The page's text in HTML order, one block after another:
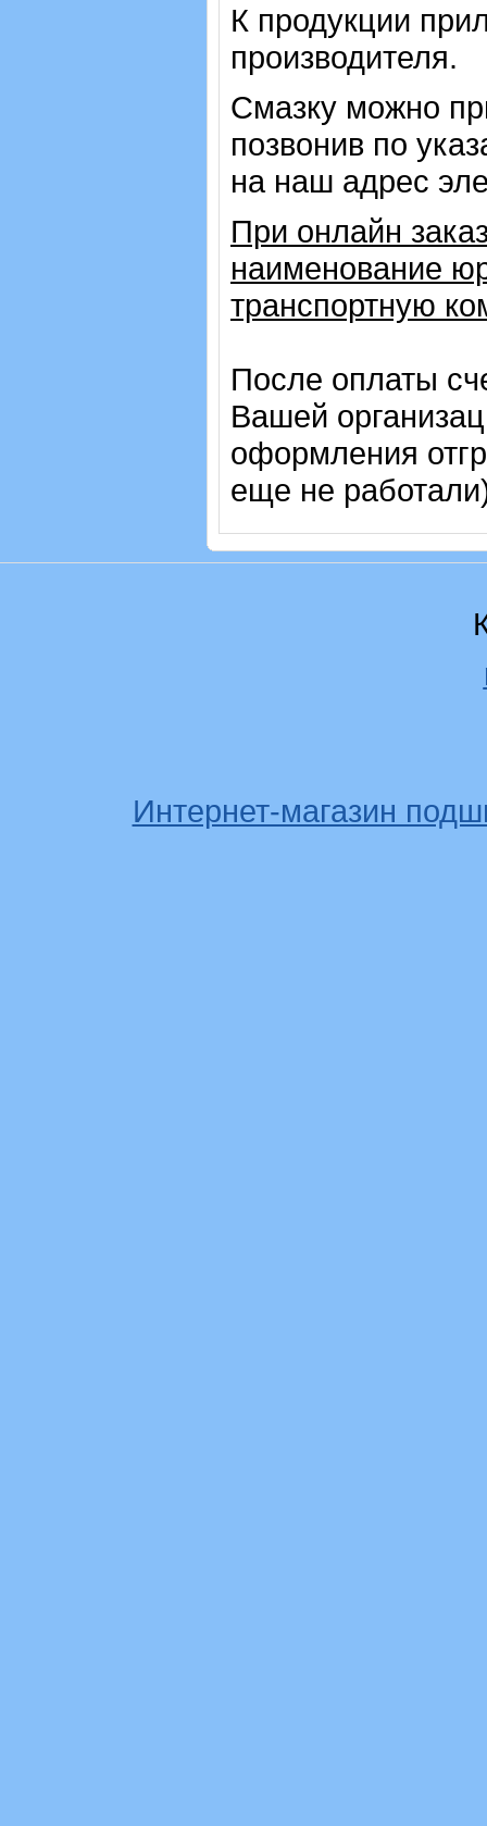
К продукции
производителя.
Смазку можно
позвонив по
на наш адрес
При онлайн
наименование
транспортную
После оплаты
Вашей
оформления
еще не
Интернет-магазин